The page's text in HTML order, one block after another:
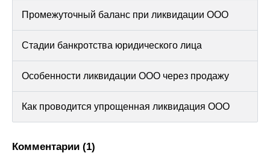
Промежуточный баланс при ликвидации ООО
Стадии банкротства юридического лица
Особенности ликвидации ООО через продажу
Как проводится упрощенная ликвидация ООО
Комментарии (1)